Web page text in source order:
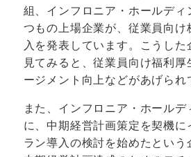
組、インフロニア・ホールディ
つもの上場企業が、従業員向け
入を発表しています。こうした
見てみると、従業員向け福利
ージメント向上などがあげられ
また、インフロニア・ホールデ
に、中期経営計画策定を契機に
ラン導入の検討を始めたという